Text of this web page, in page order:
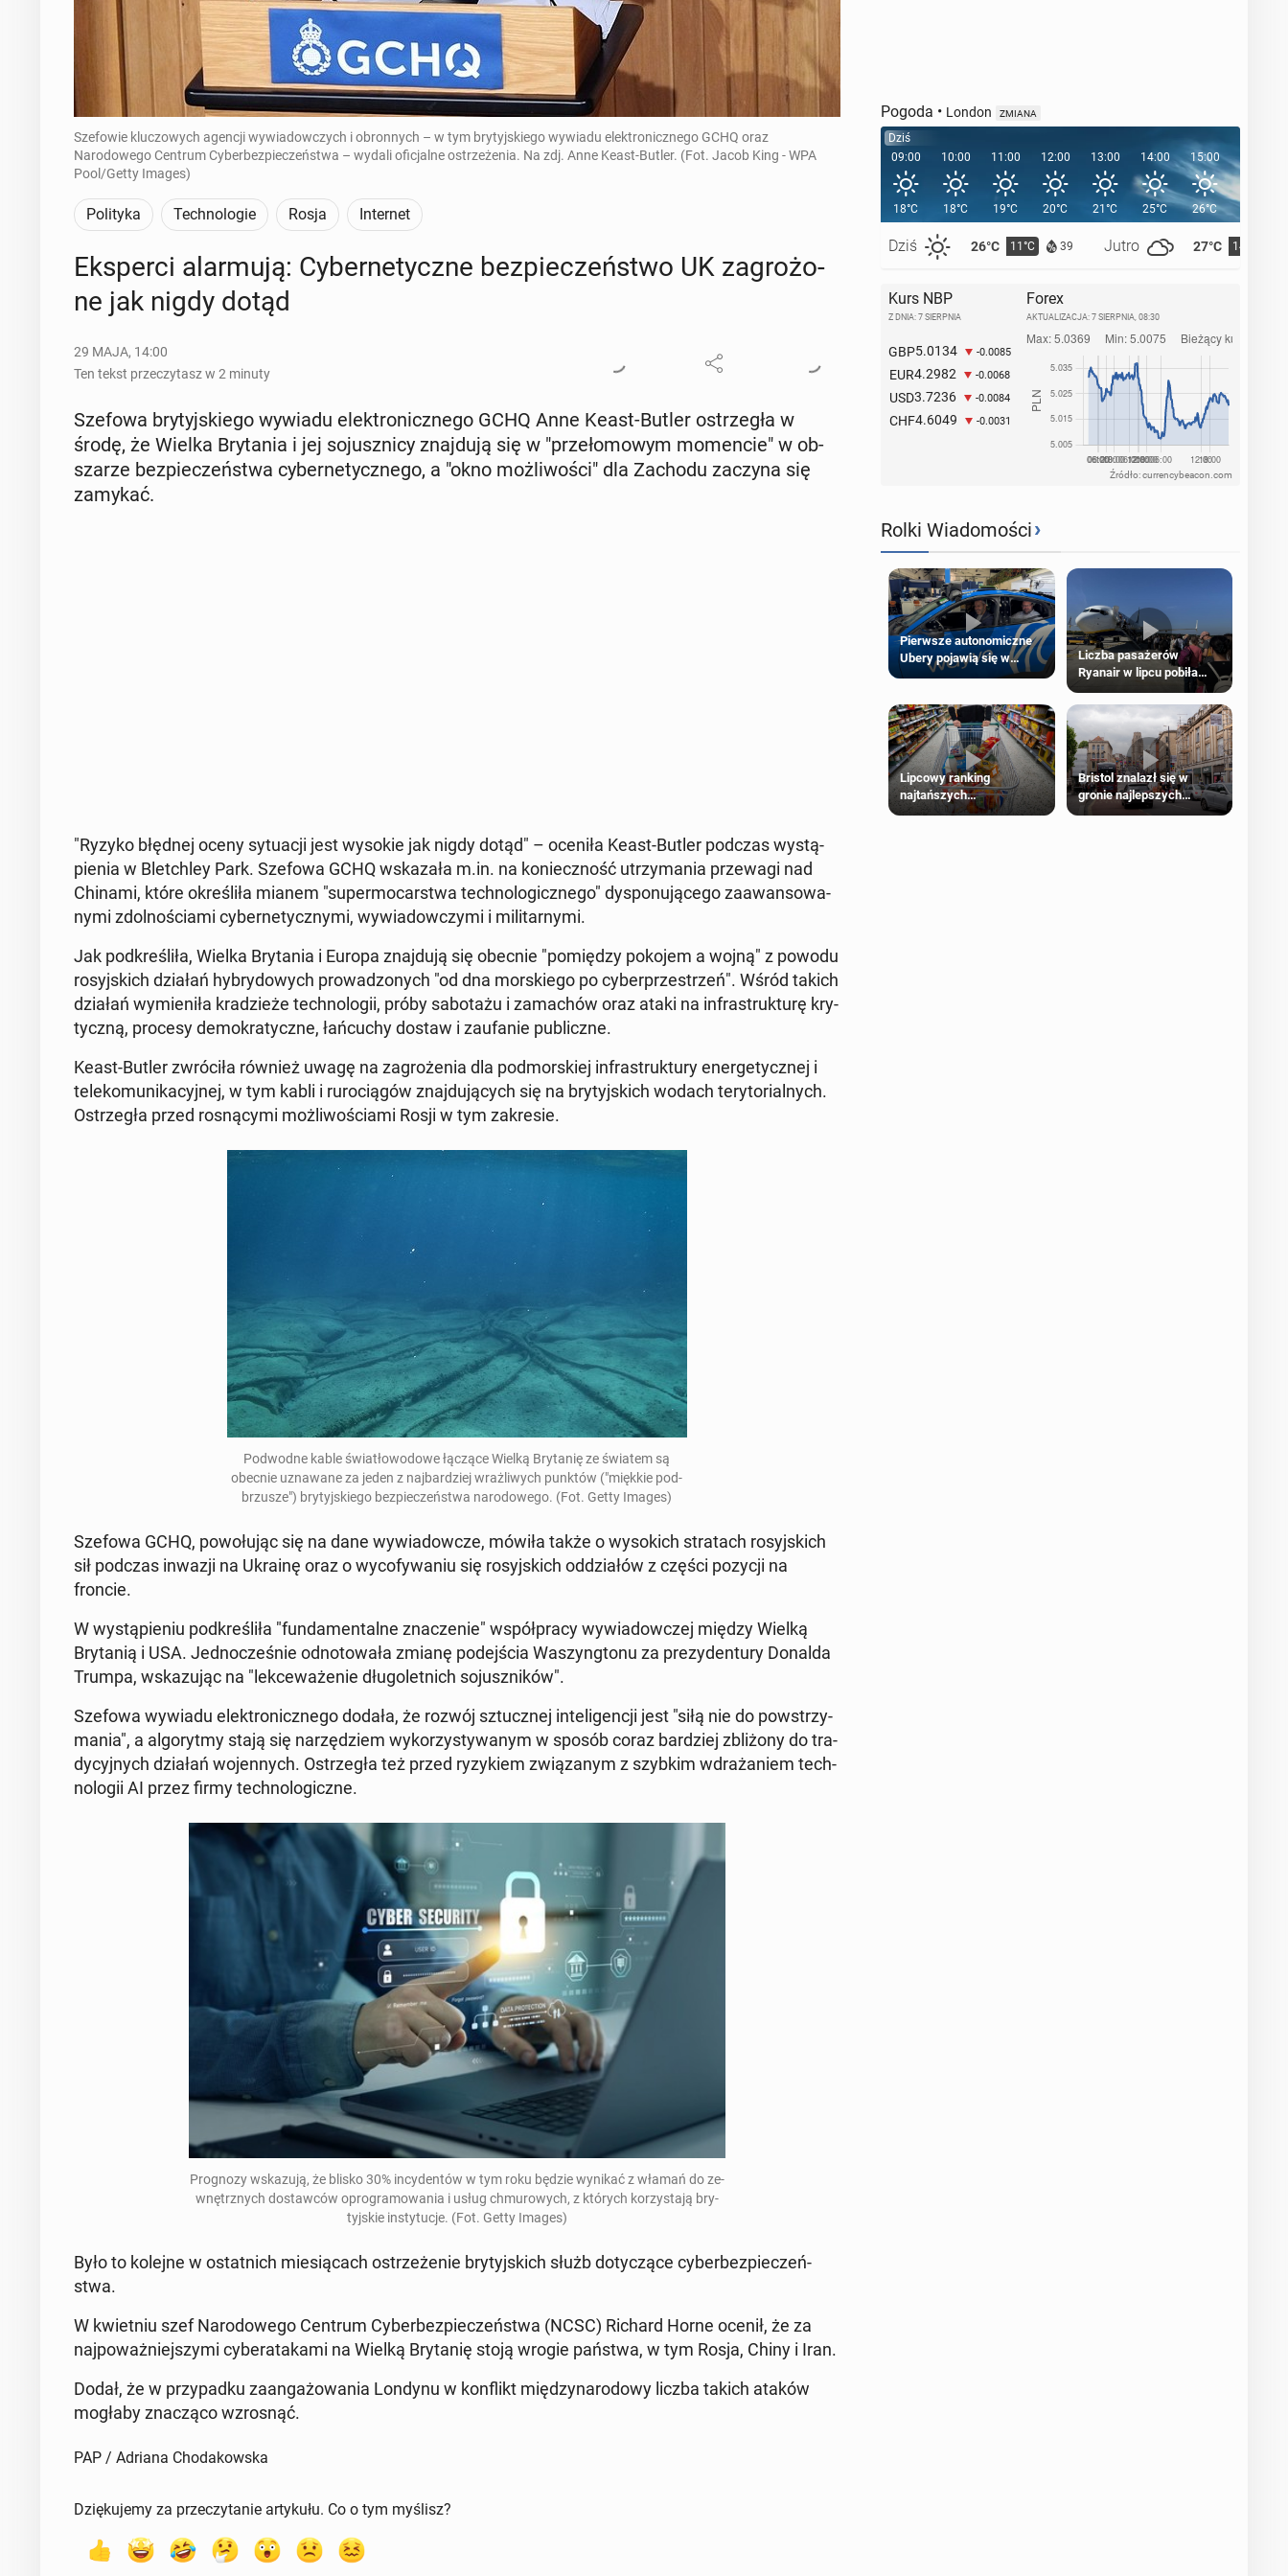
Szefowie kluczowych agencji wywiadowczych i obronnych – w tym brytyjskiego wywiadu elektronicznego GCHQ oraz
Narodowego Centrum Cyberbezpieczeństwa – wydali oficjalne ostrzeżenia. Na zdj. Anne Keast-Butler. (Fot. Jacob King - WPA
Pool/Getty Images)
Polityka Technologie Rosja Internet
Eks­per­ci alar­mu­ją: Cy­ber­ne­tycz­ne bez­pie­czeń­stwo UK za­gro­żo­
ne jak nigdy dotąd
29 MAJA, 14:00
Ten tekst przeczytasz w 2 minuty
Szefowa bry­tyj­skie­go wywiadu elek­tro­nicz­ne­go GCHQ Anne Keast-Butler ostrze­gła w
środę, że Wielka Bry­ta­nia i jej so­jusz­ni­cy znaj­du­ją się w "prze­ło­mo­wym mo­men­cie" w ob­
sza­rze bez­pie­czeń­stwa cy­ber­ne­tycz­ne­go, a "okno moż­li­wo­ści" dla Zachodu zaczyna się
zamykać.
"Ryzyko błędnej oceny sy­tu­acji jest wysokie jak nigdy dotąd" – oceniła Keast-Butler podczas wy­stą­
pie­nia w Blet­chley Park. Szefowa GCHQ wska­za­ła m.in. na ko­niecz­ność utrzy­ma­nia prze­wa­gi nad
Chinami, które okre­śli­ła mianem "su­per­mo­car­stwa tech­no­lo­gicz­ne­go" dys­po­nu­ją­ce­go za­awan­so­wa­
ny­mi zdol­no­ścia­mi cy­ber­ne­tycz­ny­mi, wy­wia­dow­czy­mi i mi­li­tar­ny­mi.
Jak pod­kre­śli­ła, Wielka Bry­ta­nia i Europa znaj­du­ją się obecnie "po­mię­dzy pokojem a wojną" z powodu
ro­syj­skich działań hy­bry­do­wych pro­wa­dzo­nych "od dna mor­skie­go po cy­ber­prze­strzeń". Wśród takich
działań wy­mie­ni­ła kra­dzie­że tech­no­lo­gii, próby sa­bo­ta­żu i za­ma­chów oraz ataki na in­fra­struk­tu­rę kry­
tycz­ną, procesy de­mo­kra­tycz­ne, łań­cu­chy dostaw i za­ufa­nie pu­blicz­ne.
Keast-Butler zwró­ci­ła również uwagę na za­gro­że­nia dla pod­mor­skiej in­fra­struk­tu­ry ener­ge­tycz­nej i
te­le­ko­mu­ni­ka­cyj­nej, w tym kabli i ru­ro­cią­gów znaj­du­ją­cych się na bry­tyj­skich wodach te­ry­to­rial­nych.
Ostrze­gła przed ro­sną­cy­mi moż­li­wo­ścia­mi Rosji w tym za­kre­sie.
Pod­wod­ne kable świa­tło­wo­do­we łączące Wielką Bry­ta­nię ze światem są
obecnie uzna­wa­ne za jeden z naj­bar­dziej wraż­li­wych punktów ("miękkie pod­
brzu­sze") bry­tyj­skie­go bez­pie­czeń­stwa na­ro­do­we­go. (Fot. Getty Images)
Szefowa GCHQ, po­wo­łu­jąc się na dane wy­wia­dow­cze, mówiła także o wy­so­kich stra­tach ro­syj­skich
sił podczas inwazji na Ukrainę oraz o wy­co­fy­wa­niu się ro­syj­skich od­dzia­łów z części pozycji na
froncie.
W wy­stą­pie­niu pod­kre­śli­ła "fun­da­men­tal­ne zna­cze­nie" współ­pra­cy wy­wia­dow­czej między Wielką
Bry­ta­nią i USA. Jed­no­cze­śnie od­no­to­wa­ła zmianę po­dej­ścia Wa­szyng­to­nu za pre­zy­den­tu­ry Donalda
Trumpa, wska­zu­jąc na "lek­ce­wa­że­nie dłu­go­let­nich so­jusz­ni­ków".
Szefowa wywiadu elek­tro­nicz­ne­go dodała, że rozwój sztucz­nej in­te­li­gen­cji jest "siłą nie do po­wstrzy­
ma­nia", a al­go­ryt­my stają się na­rzę­dziem wy­ko­rzy­sty­wa­nym w sposób coraz bar­dziej zbli­żo­ny do tra­
dy­cyj­nych działań wo­jen­nych. Ostrze­gła też przed ry­zy­kiem zwią­za­nym z szybkim wdra­ża­niem tech­
no­lo­gii AI przez firmy tech­no­lo­gicz­ne.
Pro­gno­zy wska­zu­ją, że blisko 30% in­cy­den­tów w tym roku będzie wynikać z włamań do ze­
wnętrz­nych do­staw­ców opro­gra­mo­wa­nia i usług chmu­ro­wych, z których ko­rzy­sta­ją bry­
tyj­skie in­sty­tu­cje. (Fot. Getty Images)
Było to kolejne w ostat­nich mie­sią­cach ostrze­że­nie bry­tyj­skich służb do­ty­czą­ce cy­ber­bez­pie­czeń­
stwa.
W kwiet­niu szef Na­ro­do­we­go Centrum Cy­ber­bez­pie­czeń­stwa (NCSC) Richard Horne ocenił, że za
naj­po­waż­niej­szy­mi cy­be­ra­ta­ka­mi na Wielką Bry­ta­nię stoją wrogie państwa, w tym Rosja, Chiny i Iran.
Dodał, że w przy­pad­ku za­an­ga­żo­wa­nia Londynu w kon­flikt mię­dzy­na­ro­do­wy liczba takich ataków
mogłaby zna­czą­co wzro­snąć.
PAP / Adriana Chodakowska
Dziękujemy za przeczytanie artykułu. Co o tym myślisz?
Pogoda • London ZMIANA
Dziś
09:00
18°C
Dziś 26°C 11°C 39 Jutro 27°C 14°C
10:00
18°C
11:00
19°C
12:00
20°C
13:00
21°C
14:00
25°C
15:00
26°C
16:00
Kurs NBP
Z DNIA: 7 SIERPNIA
GBP5.0134 -0.0085
EUR4.2982 -0.0068
USD3.7236 -0.0084
CHF4.6049 -0.0031
Forex
AKTUALIZACJA: 7 SIERPNIA, 08:30
Źródło: currencybeacon.com
Rolki Wiadomości›
Pierwsze autonomiczne
Ubery pojawią się w
Londynie jeszcze tego
Liczba pasażerów
Ryanair w lipcu pobiła
rekord
Lipcowy ranking
najtańszych
supermarketów
Bristol znalazł się w
gronie najlepszych
kierunków podróży na